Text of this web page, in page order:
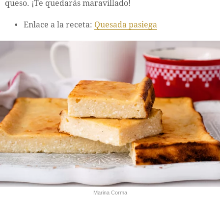
queso. ¡Te quedarás maravillado!
Enlace a la receta: Quesada pasiega
Marina Corma